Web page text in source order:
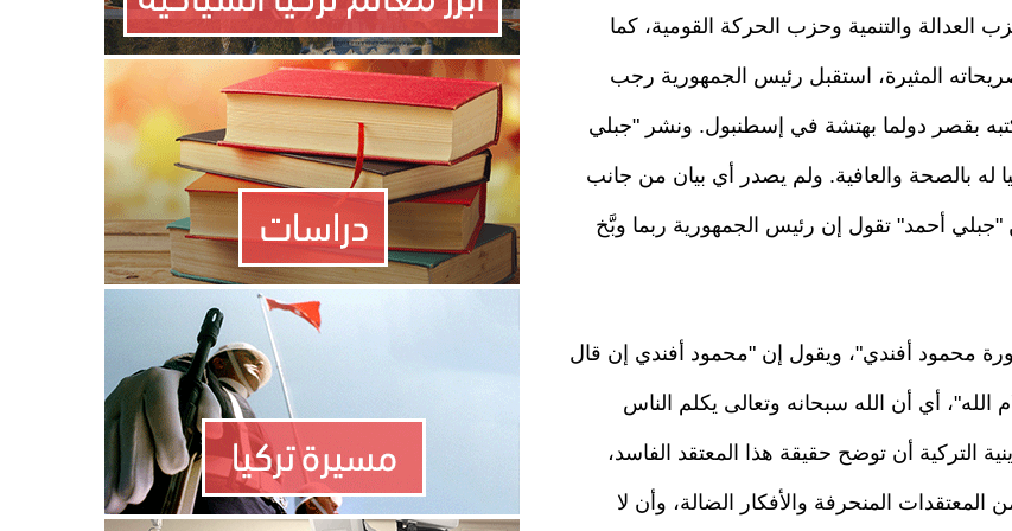
والتنمية وحزب الحركة القومية، كما
المثيرة، استقبل رئيس الجمهورية رجب
بقصر دولما بهتشة في إسطنبول. ونشر "جبلي
بالصحة والعافية. ولم يصدر أي بيان من جانب
أحمد" تقول إن رئيس الجمهورية ربما وبَّخ
محمود أفندي"، ويقول إن "محمود أفندي إن قال
أي أن الله سبحانه وتعالى يكلم الناس
التركية أن توضح حقيقة هذا المعتقد الفاسد،
المنحرفة والأفكار الضالة، وأن لا